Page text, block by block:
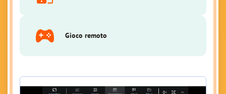
Gioco remoto